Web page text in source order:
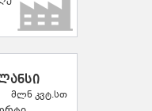
მლნ კვტ.სთ